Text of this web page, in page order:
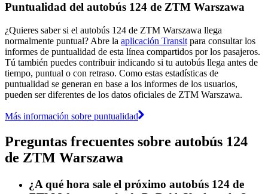
Puntualidad del autobús 124 de ZTM Warszawa
¿Quieres saber si el autobús 124 de ZTM Warszawa llega
normalmente puntual? Abre la aplicación Transit para consultar los
informes de puntualidad de esta línea compartidos por los pasajeros.
Tú también puedes contribuir indicando si tu autobús llega antes de
tiempo, puntual o con retraso. Como estas estadísticas de
puntualidad se generan en base a los informes de los usuarios,
pueden ser diferentes de los datos oficiales de ZTM Warszawa.
Más información sobre puntualidad
Preguntas frecuentes sobre autobús 124
de ZTM Warszawa
¿A qué hora sale el próximo autobús 124 de